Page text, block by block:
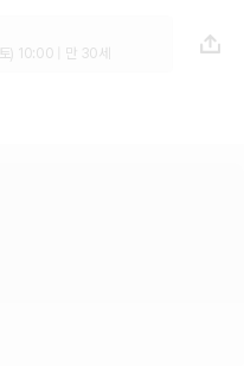
가격비교, 최저
) 10:00 | 만 30세